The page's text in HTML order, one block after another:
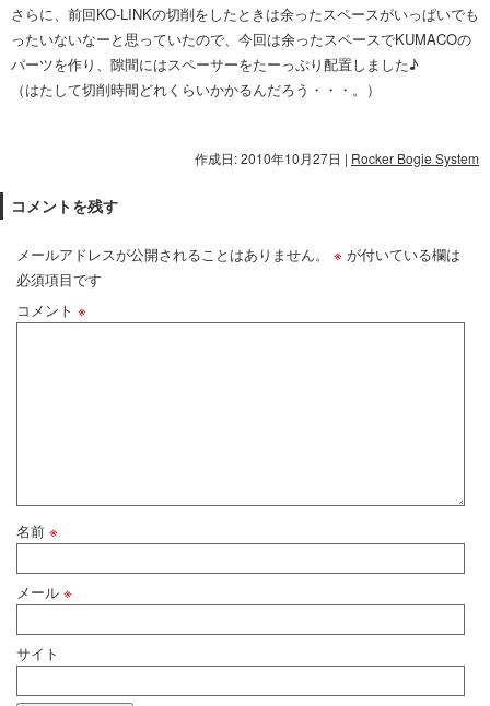
さらに、前回KO-LINKの切削をしたときは余ったスペースがいっぱいでも
ったいないなーと思っていたので、今回は余ったスペースでKUMACOの
パーツを作り、隙間にはスペーサーをたーっぷり配置しました♪
（はたして切削時間どれくらいかかるんだろう・・・。）
作成日: 2010年10月27日 | Rocker Bogie System
コメントを残す
メールアドレスが公開されることはありません。 ※ が付いている欄は
必須項目です
コメント ※
名前 ※
メール ※
サイト